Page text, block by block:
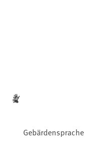
Gebärdensprache